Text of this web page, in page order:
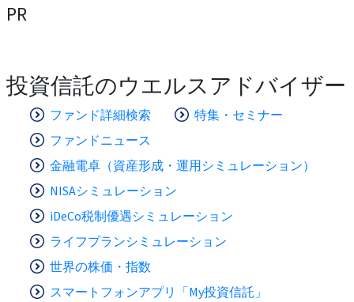
PR
投資信託のウエルスアドバイザー
ファンド詳細検索
特集・セミナー
ファンドニュース
金融電卓（資産形成・運用シミュレーション）
NISAシミュレーション
iDeCo税制優遇シミュレーション
ライフプランシミュレーション
世界の株価・指数
スマートフォンアプリ「My投資信託」